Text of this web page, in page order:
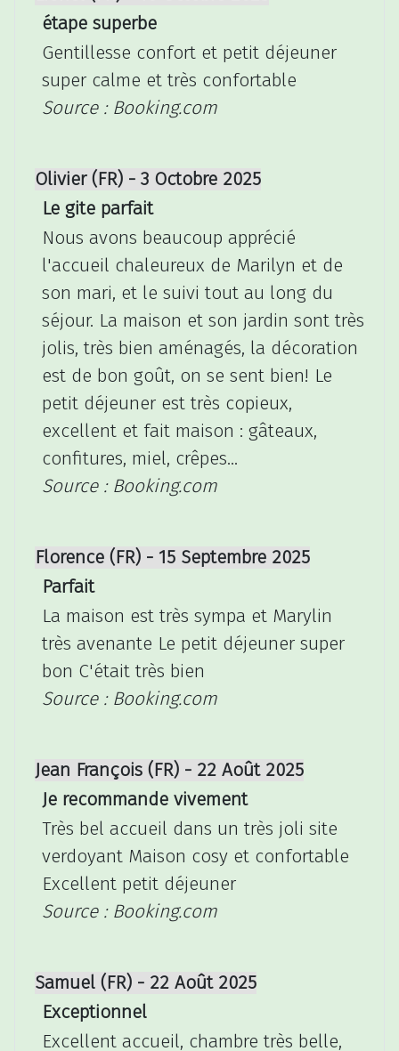
étape superbe
Gentillesse confort et petit déjeuner
super calme et très confortable
Source : Booking.com
Olivier (FR) - 3 Octobre 2025
Le gite parfait
Nous avons beaucoup apprécié
l'accueil chaleureux de Marilyn et de
son mari, et le suivi tout au long du
séjour. La maison et son jardin sont très
jolis, très bien aménagés, la décoration
est de bon goût, on se sent bien! Le
petit déjeuner est très copieux,
excellent et fait maison : gâteaux,
confitures, miel, crêpes...
Source : Booking.com
Florence (FR) - 15 Septembre 2025
Parfait
La maison est très sympa et Marylin
très avenante Le petit déjeuner super
bon C'était très bien
Source : Booking.com
Jean François (FR) - 22 Août 2025
Je recommande vivement
Très bel accueil dans un très joli site
verdoyant Maison cosy et confortable
Excellent petit déjeuner
Source : Booking.com
Samuel (FR) - 22 Août 2025
Exceptionnel
Excellent accueil, chambre très belle,